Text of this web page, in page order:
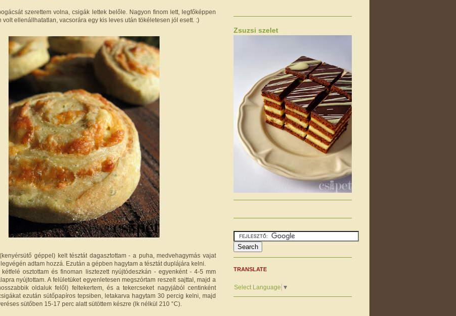
szerettem volna, csigák lettek belőle. Nagyon finom lett, legfőképpen
volt ellenállhatatlan, vacsorára egy kis leves után tökéletesen jól esett. :)
géppel) kelt tésztát dagasztottam - a puha, medvehagymás vajat
adtam hozzá. Ezután a gépben hagytam a tésztát duplájára kelni.
kétfelé osztottam és finoman lisztezett nyújtódeszkán - egyenként - 4-5 mm
nyújtottam. A felületüket egyenletesen megszórtam reszelt sajttal, majd a
oldaluk felől) feltekertem, és a tekercseket nagyjából centinként
ezután sütőpapíros tepsiben, letakarva hagytam 30 percig kelni, majd
sütőben 15-17 perc alatt sütöttem készre (lk nélkül 210 °C).
Zsuzsi szelet
TRANSLATE
Select Language ▼